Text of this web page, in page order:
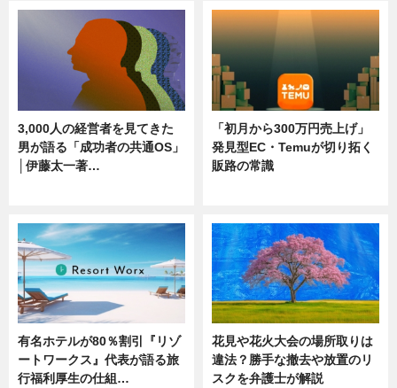
3,000人の経営者を見てきた
男が語る「成功者の共通OS」
│伊藤太一著…
「初月から300万円売上げ」
発見型EC・Temuが切り拓く
販路の常識
有名ホテルが80％割引『リゾ
ートワークス』代表が語る旅
行福利厚生の仕組…
花見や花火大会の場所取りは
違法？勝手な撤去や放置のリ
スクを弁護士が解説